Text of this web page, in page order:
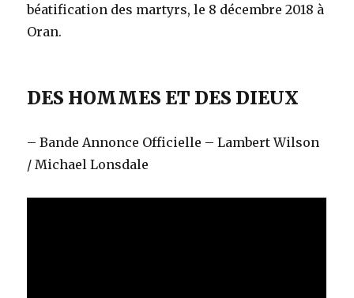
béatification des martyrs, le 8 décembre 2018 à
Oran.
DES HOMMES ET DES DIEUX
– Bande Annonce Officielle – Lambert Wilson
/ Michael Lonsdale